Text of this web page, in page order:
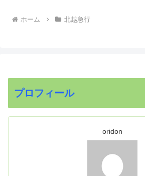
ホーム 北越急行
プロフィール
oridon